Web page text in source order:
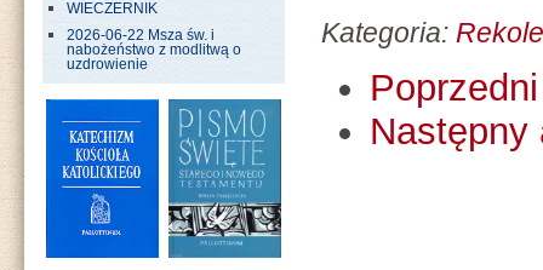
WIECZERNIK
2026-06-22 Msza św. i
nabożeństwo z modlitwą o
uzdrowienie
Kategoria:
Następny